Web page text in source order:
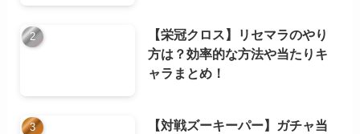
【栄冠クロス】リセマラのやり
方は？効率的な方法や当たりキ
ャラまとめ！
【対戦ズーキーパー】ガチャ当